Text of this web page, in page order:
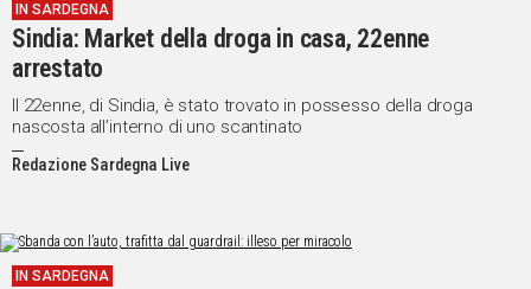
IN
ITALIA
NEL
MONDO
SPORT
EVENTI
VIDEO
IN SARDEGNA
Sindia: Market della droga in casa, 22enne
arrestato
Il 22enne, di Sindia, è stato trovato in possesso della droga
nascosta all’interno di uno scantinato
Redazione Sardegna Live
IN SARDEGNA